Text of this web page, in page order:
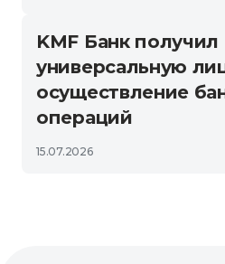
KMF Банк получил
универсальную
осуществление
операций
15.07.2026